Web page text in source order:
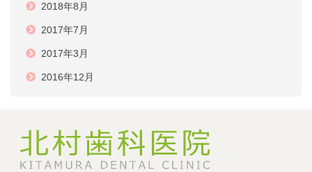
2018年8月
2017年7月
2017年3月
2016年12月